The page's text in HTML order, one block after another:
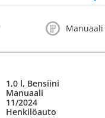
Manuaali
1,0 l, Bensiini
Manuaali
11/2024
Henkilöauto